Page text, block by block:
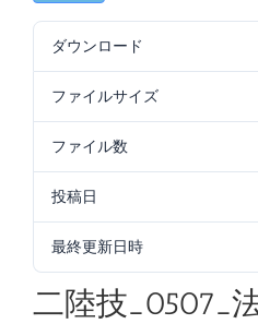
ダウンロード
ファイルサイズ
ファイル数
投稿日
最終更新日時
二陸技_0507_